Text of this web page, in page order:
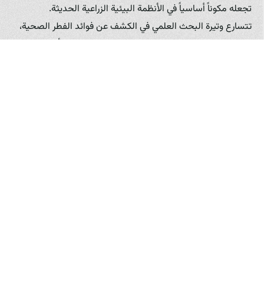
تجعله مكوناً أساسياً في الأنظمة البيئية الزراعية الحديثة.
تتسارع وتيرة البحث العلمي في الكشف عن فوائد الفطر الصحية،
ويتم اكتشاف مركبات جديدة ذات خصائص مضادة للأكسدة،